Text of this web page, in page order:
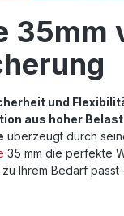
35mm
und
aus hoher
überzeugt durch
35 mm die perfekte
Ihrem Bedarf passt